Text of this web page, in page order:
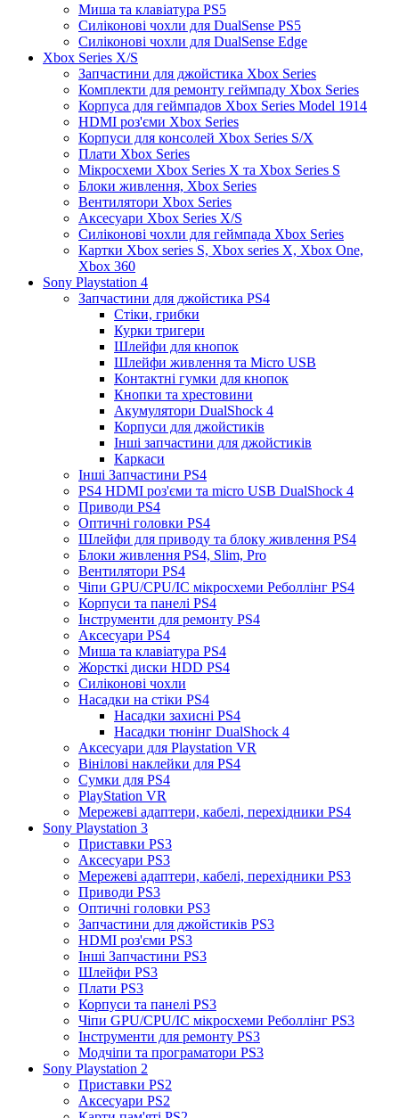
Миша та клавіатура PS5
Силіконові чохли для DualSense PS5
Силіконові чохли для DualSense Edge
Xbox Series X/S
Запчастини для джойстика Xbox Series
Комплекти для ремонту геймпаду Xbox Series
Корпуса для геймпадов Xbox Series Model 1914
HDMI роз'єми Xbox Series
Корпуси для консолей Xbox Series S/X
Плати Xbox Series
Мікросхеми Xbox Series X та Xbox Series S
Блоки живлення, Xbox Series
Вентилятори Xbox Series
Аксесуари Xbox Series X/S
Силіконові чохли для геймпада Xbox Series
Картки Xbox series S, Xbox series X, Xbox One,
Xbox 360
Sony Playstation 4
Запчастини для джойстика PS4
Стіки, грибки
Курки тригери
Шлейфи для кнопок
Шлейфи живлення та Micro USB
Контактні гумки для кнопок
Кнопки та хрестовини
Акумулятори DualShock 4
Корпуси для джойстиків
Інші запчастини для джойстиків
Каркаси
Інші Запчастини PS4
PS4 HDMI роз'єми та micro USB DualShock 4
Приводи PS4
Оптичні головки PS4
Шлейфи для приводу та блоку живлення PS4
Блоки живлення PS4, Slim, Pro
Вентилятори PS4
Чіпи GPU/CPU/IC мікросхеми Реболлінг PS4
Корпуси та панелі PS4
Інструменти для ремонту PS4
Аксесуари PS4
Миша та клавіатура PS4
Жорсткі диски HDD PS4
Силіконові чохли
Насадки на стіки PS4
Насадки захисні PS4
Насадки тюнінг DualShock 4
Аксесуари для Playstation VR
Вінілові наклейки для PS4
Сумки для PS4
PlayStation VR
Мережеві адаптери, кабелі, перехідники PS4
Sony Playstation 3
Приставки PS3
Аксесуари PS3
Мережеві адаптери, кабелі, перехідники PS3
Приводи PS3
Оптичні головки PS3
Запчастини для джойстиків PS3
HDMI роз'єми PS3
Інші Запчастини PS3
Шлейфи PS3
Плати PS3
Корпуси та панелі PS3
Чіпи GPU/CPU/IC мікросхеми Реболлінг PS3
Інструменти для ремонту PS3
Модчіпи та програматори PS3
Sony Playstation 2
Приставки PS2
Аксесуари PS2